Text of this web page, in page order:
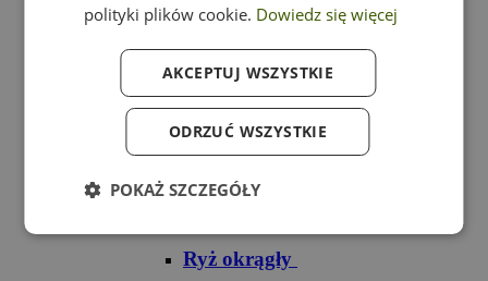
Ryż czerwony
Ryż do sushi
Ryż okrągły
polityki plików cookie. Dowiedz się więcej
AKCEPTUJ WSZYSTKIE
ODRZUĆ WSZYSTKIE
POKAŻ SZCZEGÓŁY